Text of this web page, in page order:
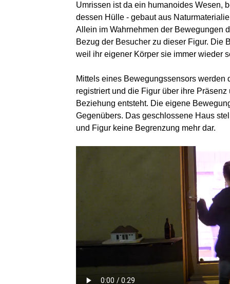
Umrissen ist da ein humanoides Wesen,
dessen Hülle - gebaut aus
Allein im Wahrnehmen der Bewegungen
Bezug der Besucher zu dieser Figur. Die
weil ihr eigener Körper sie immer wieder
Mittels eines Bewegungssensors werden
registriert und die Figur über ihre
Beziehung entsteht. Die eigene
Gegenübers. Das geschlossene Haus
und Figur keine Begrenzung mehr dar.